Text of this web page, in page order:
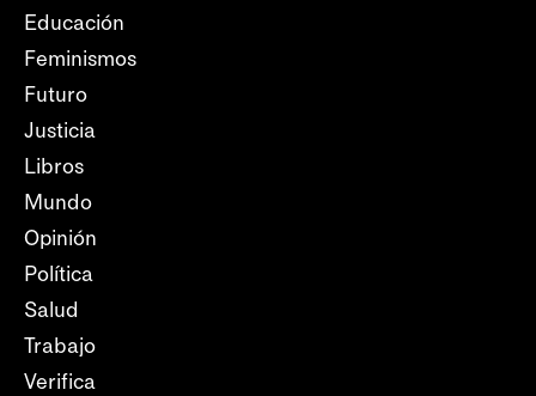
Educación
Feminismos
Futuro
Justicia
Libros
Mundo
Opinión
Política
Salud
Trabajo
Verifica